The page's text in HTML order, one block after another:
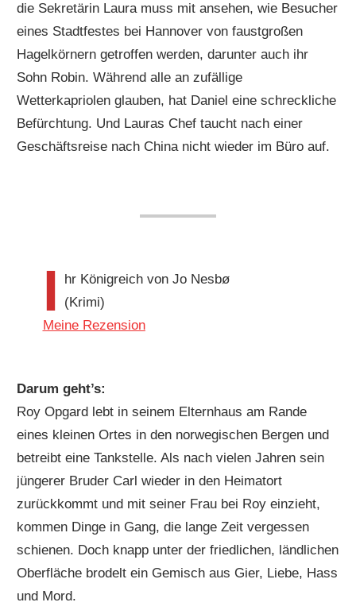
die Sekretärin Laura muss mit ansehen, wie Besucher
eines Stadtfestes bei Hannover von faustgroßen
Hagelkörnern getroffen werden, darunter auch ihr
Sohn Robin. Während alle an zufällige
Wetterkapriolen glauben, hat Daniel eine schreckliche
Befürchtung. Und Lauras Chef taucht nach einer
Geschäftsreise nach China nicht wieder im Büro auf.
I
hr Königreich von Jo Nesbø
(Krimi)
Meine Rezension
Darum geht’s:
Roy Opgard lebt in seinem Elternhaus am Rande
eines kleinen Ortes in den norwegischen Bergen und
betreibt eine Tankstelle. Als nach vielen Jahren sein
jüngerer Bruder Carl wieder in den Heimatort
zurückkommt und mit seiner Frau bei Roy einzieht,
kommen Dinge in Gang, die lange Zeit vergessen
schienen. Doch knapp unter der friedlichen, ländlichen
Oberfläche brodelt ein Gemisch aus Gier, Liebe, Hass
und Mord.